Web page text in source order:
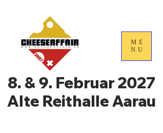
ME
NU
8. & 9. Februar 2027
Alte Reithalle Aarau